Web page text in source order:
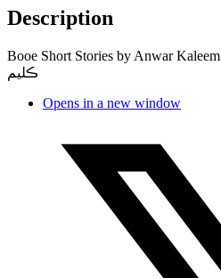
Description
Booe Short Stories by Anwar Kaleem بوءِ -ڪھاڻيون- ليکڪ انور
ڪليم
Opens in a new window